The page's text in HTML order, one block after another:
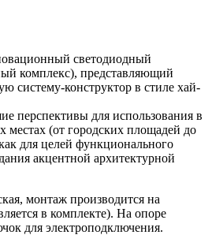
светодиодный
комплекс), представляющий
систему-конструктор в стиле хай-
перспективы для использования в
местах (от городских площадей до
для целей функционального
акцентной архитектурной
монтаж производится на
в комплекте). На опоре
для электроподключения.